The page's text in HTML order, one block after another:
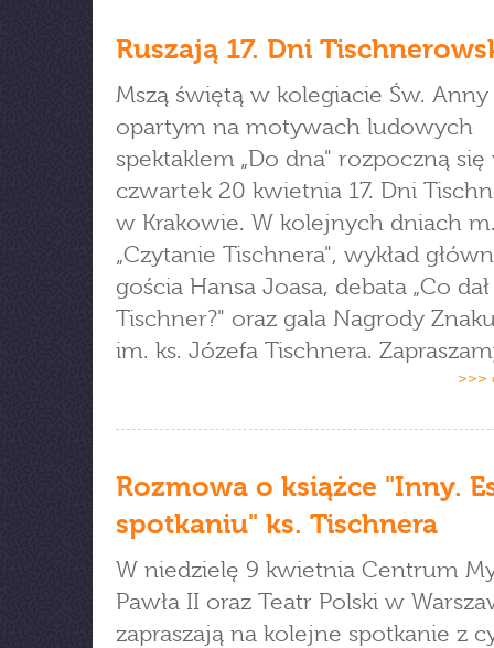
Ruszają 17. Dni
Mszą świętą w kolegiacie Św. Anny
opartym na motywach ludowych
spektaklem „Do dna" rozpoczną się
czwartek 20 kwietnia 17. Dni
w Krakowie. W kolejnych dniach
„Czytanie Tischnera", wykład
gościa Hansa Joasa, debata „Co
Tischner?" oraz gala Nagrody
im. ks. Józefa Tischnera.
>>>
Rozmowa o książce "Inny.
spotkaniu" ks. Tischnera
W niedzielę 9 kwietnia Centrum
Pawła II oraz Teatr Polski w
zapraszają na kolejne spotkanie z